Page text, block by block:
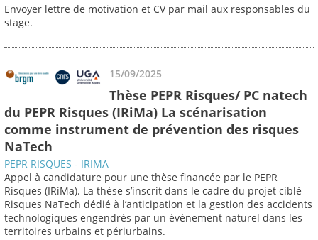
Envoyer lettre de motivation et CV par mail aux responsables du
stage.
15/09/2025
Thèse PEPR Risques/ PC natech
du PEPR Risques (IRiMa) La scénarisation
comme instrument de prévention des risques
NaTech
PEPR RISQUES - IRIMA
Appel à candidature pour une thèse financée par le PEPR
Risques (IRiMa). La thèse s’inscrit dans le cadre du projet ciblé
Risques NaTech dédié à l’anticipation et la gestion des accidents
technologiques engendrés par un événement naturel dans les
territoires urbains et périurbains.